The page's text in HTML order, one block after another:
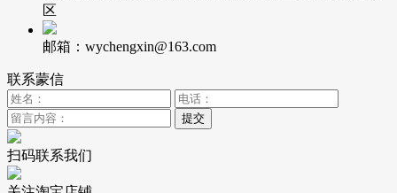
区
邮箱：wychengxin@163.com
联系蒙信
扫码联系我们